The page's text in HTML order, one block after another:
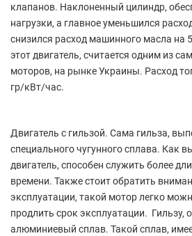
клапанов. Наклоненный цилиндр,
нагрузки, а главное уменьшился
снизился расход машинного масла на
этот двигатель, считается одним из
моторов, на рынке Украины. Расход
гр/кВт/час.
Двигатель с гильзой. Сама гильза,
специального чугунного сплава. Как
двигатель, способен служить более
времени. Также стоит обратить
эксплуатации, такой мотор легко
продлить срок эксплуатации. Гильзу,
алюминиевый сплав. Такой сплав,